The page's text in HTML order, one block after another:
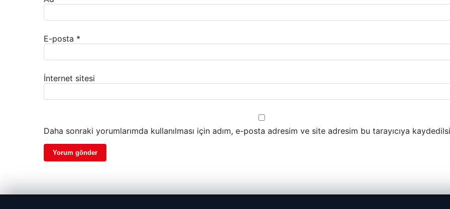
E-posta *
İnternet sitesi
Daha sonraki yorumlarımda kullanılması için adım, e-posta adresim ve site adresim bu tarayıcıya